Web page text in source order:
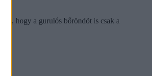
hogy a gurulós bőröndöt is csak a